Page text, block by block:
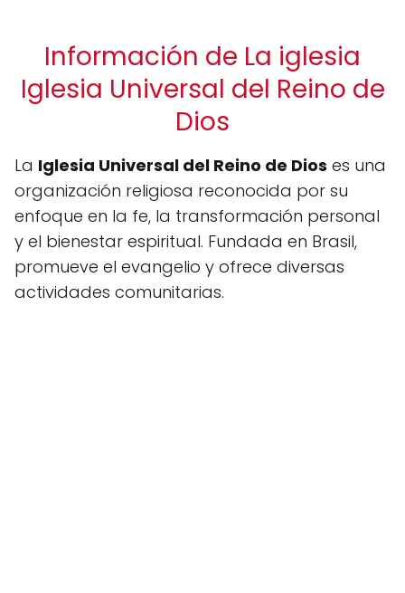
Información de La iglesia
Iglesia Universal del Reino de
Dios
La Iglesia Universal del Reino de Dios es una
organización religiosa reconocida por su
enfoque en la fe, la transformación personal
y el bienestar espiritual. Fundada en Brasil,
promueve el evangelio y ofrece diversas
actividades comunitarias.